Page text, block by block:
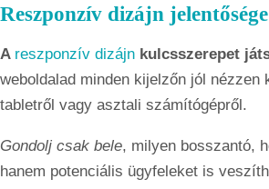
Reszponzív dizájn jelentősége
A reszponzív dizájn kulcsszerepet
weboldalad minden kijelzőn jól
tabletről vagy asztali számítógépről.
Gondolj csak bele, milyen bosszantó,
hanem potenciális ügyfeleket is